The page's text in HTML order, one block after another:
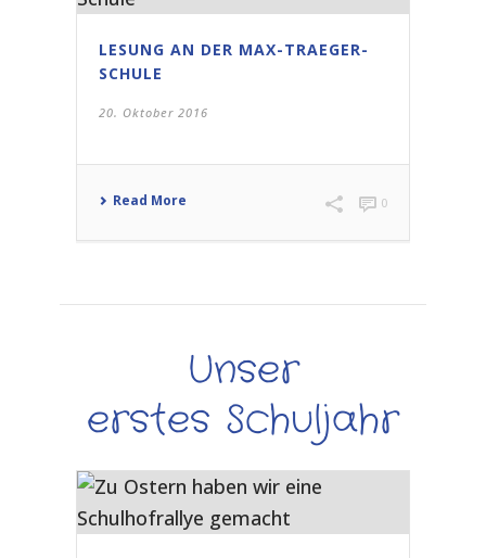
LESUNG AN DER MAX-TRAEGER-
SCHULE
20. Oktober 2016
Read More 0
Unser
erstes Schuljahr